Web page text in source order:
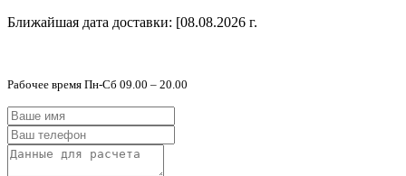
Ближайшая дата доставки: [08.08.2026 г.
Рабочее время Пн-Сб 09.00 – 20.00